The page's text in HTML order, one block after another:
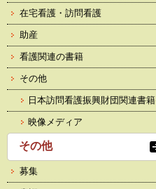
在宅看護・訪問看護
助産
看護関連の書籍
その他
日本訪問看護振興財団関連書籍
映像メディア
その他
募集